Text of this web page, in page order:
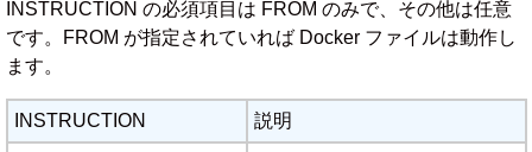
INSTRUCTION の必須項目は FROM のみで、その他は任意
です。FROM が指定されていれば Docker ファイルは動作し
ます。
INSTRUCTION 説明